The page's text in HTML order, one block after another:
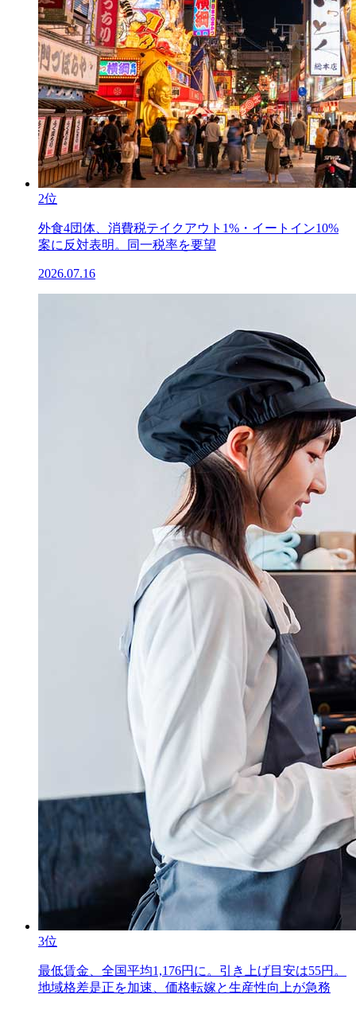
2位
外食4団体、消費税テイクアウト1%・イートイン10%
案に反対表明。同一税率を要望
2026.07.16
3位
最低賃金、全国平均1,176円に。引き上げ目安は55円。
地域格差是正を加速、価格転嫁と生産性向上が急務